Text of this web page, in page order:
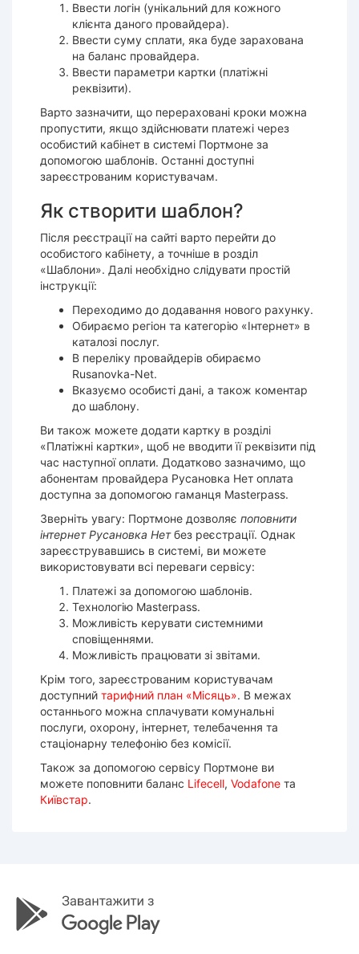
Ввести логін (унікальний для кожного
клієнта даного провайдера).
Ввести суму сплати, яка буде зарахована
на баланс провайдера.
Ввести параметри картки (платіжні
реквізити).
Варто зазначити, що перераховані кроки можна
пропустити, якщо здійснювати платежі через
особистий кабінет в системі Портмоне за
допомогою шаблонів. Останні доступні
зареєстрованим користувачам.
Як створити шаблон?
Після реєстрації на сайті варто перейти до
особистого кабінету, а точніше в розділ
«Шаблони». Далі необхідно слідувати простій
інструкції:
Переходимо до додавання нового рахунку.
Обираємо регіон та категорію «Інтернет» в
каталозі послуг.
В переліку провайдерів обираємо
Rusanovka-Net.
Вказуємо особисті дані, а також коментар
до шаблону.
Ви також можете додати картку в розділі
«Платіжні картки», щоб не вводити її реквізити під
час наступної оплати. Додатково зазначимо, що
абонентам провайдера Русановка Нет оплата
доступна за допомогою гаманця Masterpass.
Зверніть увагу: Портмоне дозволяє поповнити
інтернет Русановка Нетбез реєстрації. Однак
зареєструвавшись в системі, ви можете
використовувати всі переваги сервісу:
Платежі за допомогою шаблонів.
Технологію Masterpass.
Можливість керувати системними
сповіщеннями.
Можливість працювати зі звітами.
Крім того, зареєстрованим користувачам
доступний тарифний план «Місяць». В межах
останнього можна сплачувати комунальні
послуги, охорону, інтернет, телебачення та
стаціонарну телефонію без комісії.
Також за допомогою сервісу Портмоне ви
можете поповнити баланс Lifecell, Vodafone та
Київстар.